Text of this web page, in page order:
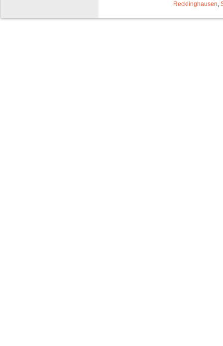
Recklinghausen,